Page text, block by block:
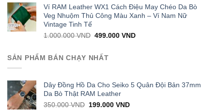
was:
1.000.000 VND.
is:
399.000 VND.
Ví RAM Leather WX1 Cách Điệu May Chéo Da Bò
Veg Nhuộm Thủ Công Màu Xanh – Ví Nam Nữ
Vintage Tinh Tế
1.000.000VND Original
was:
1.000.000 VND.
499.000VNDCurrent
SẢN PHẨM BÁN CHẠY NHẤT
Dây Đồng Hồ Da Cho Seiko 5 Quân Đội Bản 37mm
Da Bò Thật RAM Leather
350.000VND Original
199.000VNDCurrent